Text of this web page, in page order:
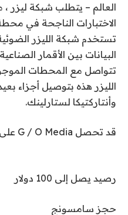
العالم – يتطلب شبكة ليزر ،
الاختبارات الناجحة في
تستخدم شبكة الليزر
البيانات بين الأقمار
تتواصل مع المحطات
الليزر هذه بتوصيل أجزاء
وأنتاركتيكا لستارلينك.
قد تحصل G / O Media على عمولة
رصيد يصل إلى 100 دولار
حجز سامسونج